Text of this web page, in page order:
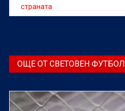
страната
ОЩЕ ОТ СВЕТОВЕН ФУТБОЛ